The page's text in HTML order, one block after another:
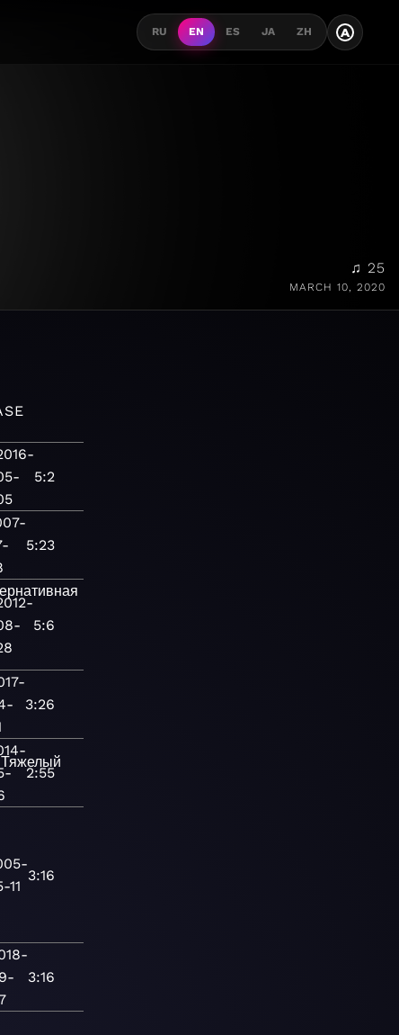
RU EN ES JA ZH A
♫ 25
MARCH 10, 2020
5:2
5:23
5:6
3:26
Тяжелый
2:55
11
3:16
3:16